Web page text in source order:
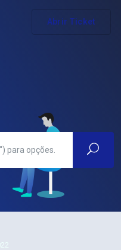
Abrir Ticket